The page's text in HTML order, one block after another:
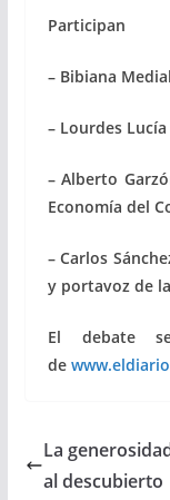
Participan
– Bibiana
– Lourdes
– Alberto
Economía del
– Carlos
y portavoz de
El debate
de
La
al descubierto